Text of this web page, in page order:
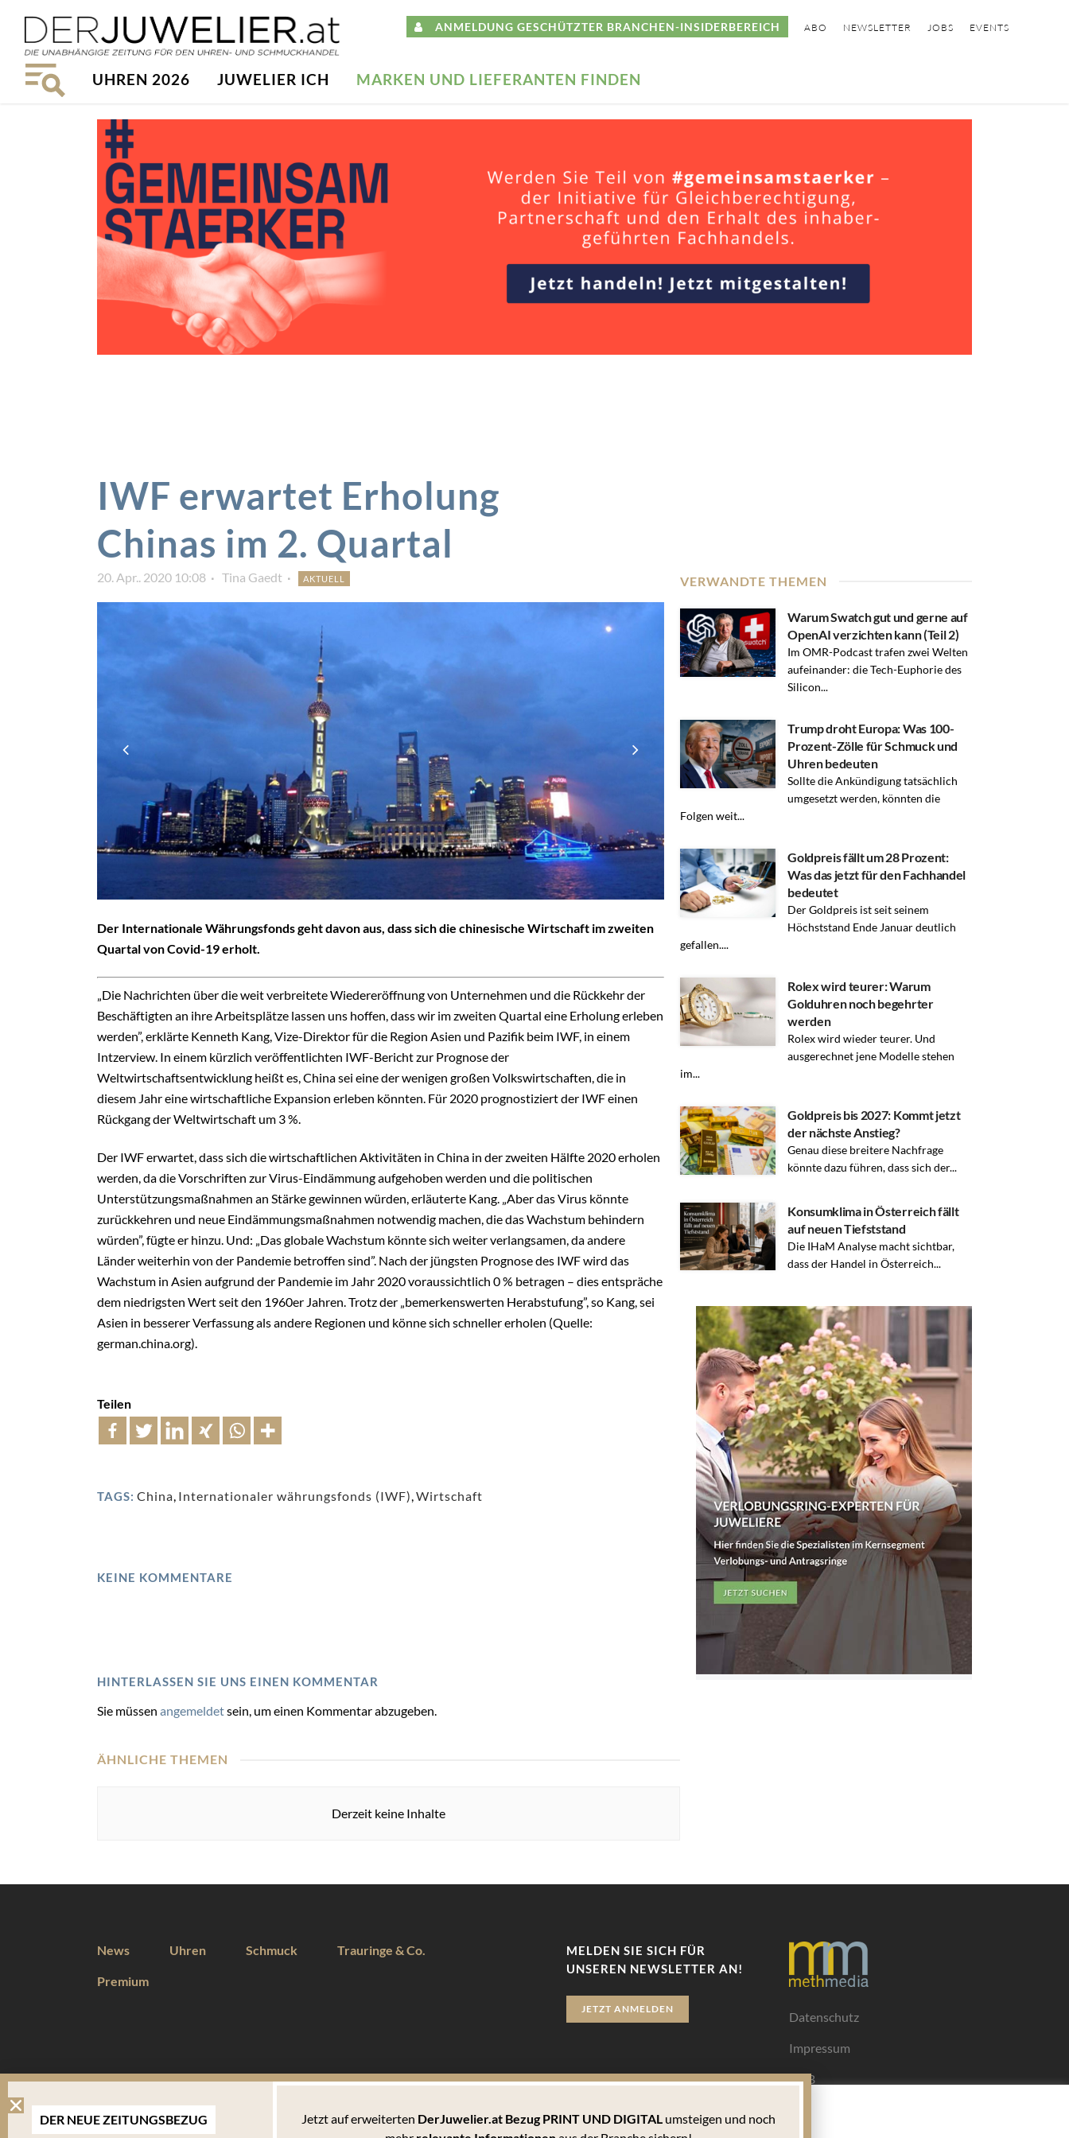
ANMELDUNG GESCHÜTZTER BRANCHEN-INSIDERBEREICH ABO NEWSLETTER JOBS EVENTS
UHREN 2026 JUWELIER ICH MARKEN UND LIEFERANTEN FINDEN
IWF erwartet Erholung
Chinas im 2. Quartal
20. Apr.. 2020 10:08 Tina Gaedt AKTUELL
Der Internationale Währungsfonds geht davon aus, dass sich die chinesische Wirtschaft im zweiten
Quartal von Covid-19 erholt.
„Die Nachrichten über die weit verbreitete Wiedereröffnung von Unternehmen und die Rückkehr der
Beschäftigten an ihre Arbeitsplätze lassen uns hoffen, dass wir im zweiten Quartal eine Erholung erleben
werden”, erklärte Kenneth Kang, Vize-Direktor für die Region Asien und Pazifik beim IWF, in einem
Intzerview. In einem kürzlich veröffentlichten IWF-Bericht zur Prognose der
Weltwirtschaftsentwicklung heißt es, China sei eine der wenigen großen Volkswirtschaften, die in
diesem Jahr eine wirtschaftliche Expansion erleben könnten. Für 2020 prognostiziert der IWF einen
Rückgang der Weltwirtschaft um 3 %.
Der IWF erwartet, dass sich die wirtschaftlichen Aktivitäten in China in der zweiten Hälfte 2020 erholen
werden, da die Vorschriften zur Virus-Eindämmung aufgehoben werden und die politischen
Unterstützungsmaßnahmen an Stärke gewinnen würden, erläuterte Kang. „Aber das Virus könnte
zurückkehren und neue Eindämmungsmaßnahmen notwendig machen, die das Wachstum behindern
würden”, fügte er hinzu. Und: „Das globale Wachstum könnte sich weiter verlangsamen, da andere
Länder weiterhin von der Pandemie betroffen sind”. Nach der jüngsten Prognose des IWF wird das
Wachstum in Asien aufgrund der Pandemie im Jahr 2020 voraussichtlich 0 % betragen – dies entspräche
dem niedrigsten Wert seit den 1960er Jahren. Trotz der „bemerkenswerten Herabstufung”, so Kang, sei
Asien in besserer Verfassung als andere Regionen und könne sich schneller erholen (Quelle:
german.china.org).
Teilen
TAGS: China, Internationaler währungsfonds (IWF),Wirtschaft
KEINE KOMMENTARE
HINTERLASSEN SIE UNS EINEN KOMMENTAR
Sie müssen angemeldetsein, um einen Kommentar abzugeben.
VERWANDTE THEMEN
Warum Swatch gut und gerne auf
OpenAI verzichten kann (Teil 2)
Im OMR-Podcast trafen zwei Welten
aufeinander: die Tech-Euphorie des
Silicon...
Trump droht Europa: Was 100-
Prozent-Zölle für Schmuck und
Uhren bedeuten
Sollte die Ankündigung tatsächlich
umgesetzt werden, könnten die
Folgen weit...
Goldpreis fällt um 28 Prozent:
Was das jetzt für den Fachhandel
bedeutet
Der Goldpreis ist seit seinem
Höchststand Ende Januar deutlich
gefallen....
Rolex wird teurer: Warum
Golduhren noch begehrter
werden
Rolex wird wieder teurer. Und
ausgerechnet jene Modelle stehen
im...
Goldpreis bis 2027: Kommt jetzt
der nächste Anstieg?
Genau diese breitere Nachfrage
könnte dazu führen, dass sich der...
Konsumklima in Österreich fällt
auf neuen Tiefststand
Die IHaM Analyse macht sichtbar,
dass der Handel in Österreich...
ÄHNLICHE THEMEN
Derzeit keine Inhalte
News Uhren Schmuck Trauringe & Co.
Premium
MELDEN SIE SICH FÜR
UNSEREN NEWSLETTER AN!
JETZT ANMELDEN
Datenschutz
Impressum
AGB
DIESE WEBSEITE VERWENDET COOKIES
Wir verwenden Cookies um Ihnen eine optimale Benutzererfahrung zu bieten. Hierbei handelt es sich um kleine Textdateien, die auf Ihrem
DER NEUE ZEITUNGSBEZUG Jetzt auf erweiterten DerJuwelier.at Bezug PRINT UND DIGITALumsteigen und noch